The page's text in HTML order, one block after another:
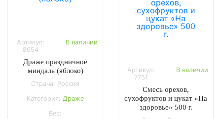
Артикул:
8054
В наличии
Драже праздничное
миндаль (яблоко)
Страна: Россия
Категория: Драже
Вес:
Артикул:
7751
В наличии
Смесь орехов,
сухофруктов и цукат «На
здоровье» 500 г.